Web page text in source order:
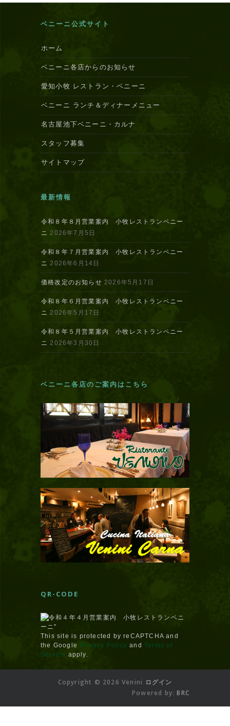
ベニーニ公式サイト
ホーム
ベニーニ各店からのお知らせ
愛知小牧 レストラン・ベニーニ
ベニーニ ランチ＆ディナーメニュー
名古屋池下ベニーニ・カルナ
スタッフ募集
サイトマップ
最新情報
令和８年８月営業案内 小牧レストランベニー
ニ 2026年7月5日
令和８年７月営業案内 小牧レストランベニー
ニ 2026年6月14日
価格改定のお知らせ 2026年5月17日
令和８年６月営業案内 小牧レストランベニー
ニ 2026年5月17日
令和８年５月営業案内 小牧レストランベニー
ニ 2026年3月30日
ベニーニ各店のご案内はこちら
QR-CODE
This site is protected by reCAPTCHA and
the Google Privacy Policy andTerms of
Service apply.
Copyright © 2026 Venini ログイン
Powered by:BRC